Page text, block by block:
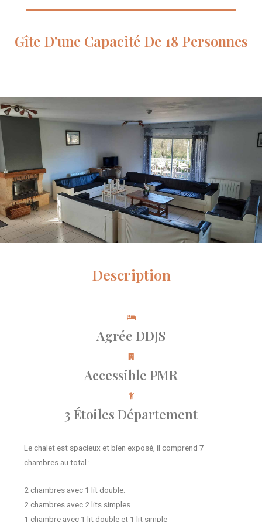
Gîte D'une Capacité De 18 Personnes
Description
Agrée DDJS
Accessible PMR
3 Étoiles Département
Le chalet est spacieux et bien exposé, il comprend 7
chambres au total :
2 chambres avec 1 lit double.
2 chambres avec 2 lits simples.
1 chambre avec 1 lit double et 1 lit simple